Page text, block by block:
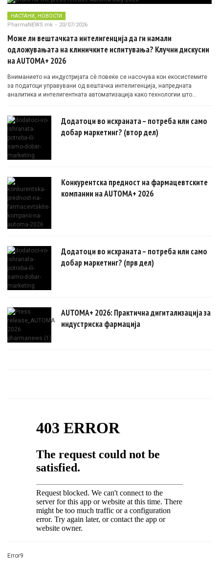
НАСТАНИ НОВОСТИ
PharmaNEWS.mk - 20/07/2026
Може ли вештачката интелигенција да ги намали
одложувањата на клиничките испитувања? Клучни дискусии
на AUTOMA+ 2026
Вниманието на индустријата сè повеќе се насочува кон екосистемите
за податоци управувани од вештачка интелигенција, напредната
аналитика и интелигентната автоматизација како технологии што
Додатоци во исхраната – потреба или само
добар маркетинг? (втор дел)
Конкурентска предност на фармацевтските
компании на AUTOMA+ 2026
Додатоци во исхраната – потреба или само
добар маркетинг? (прв дел)
AUTOMA+ 2026: Практична дигитализација за
индустриска фармација
Error9